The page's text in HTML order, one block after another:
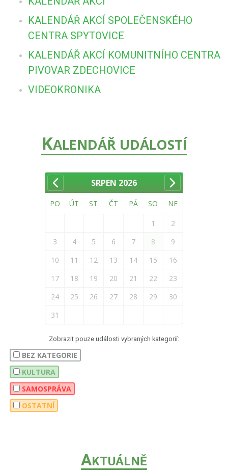
KALENDÁŘ AKCÍ SPOLEČENSKÉHO
CENTRA SPYTOVICE
KALENDÁŘ AKCÍ KOMUNITNÍHO CENTRA
PIVOVAR ZDECHOVICE
VIDEOKRONIKA
KALENDÁŘ UDÁLOSTÍ
SRPEN 2026
PO ÚT ST ČT PÁ SO NE
1
2
3
4 5 6 7 8
9
10
11 12 13 14 15
16
17
18 19 20 21 22
23
24
25 26 27 28 29
30
31
Zobrazit pouze události vybraných kategorií:
BEZ KATEGORIE
KULTURA
SAMOSPRÁVA
OSTATNÍ
AKTUÁLNĚ